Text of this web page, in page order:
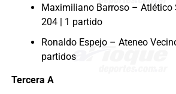
Maximiliano Barroso – Atlético
204 | 1 partido
Ronaldo Espejo – Ateneo
partidos
Tercera A